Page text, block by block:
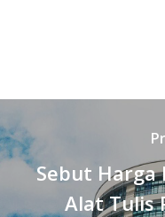
Sebut Harga
Alat Tulis